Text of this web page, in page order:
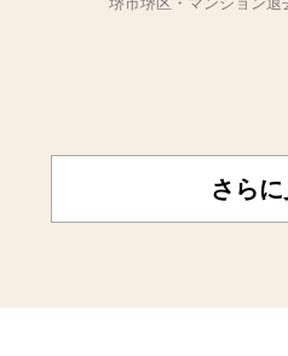
堺市堺区・マンション
さら